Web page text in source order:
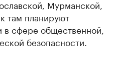
Мурманской,
там планируют
в сфере общественной,
безопасности.